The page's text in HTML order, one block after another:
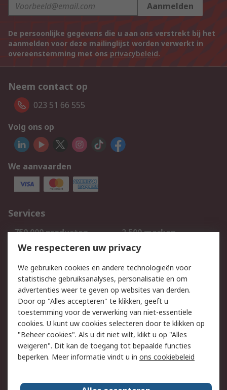
Aanmelden
De persoonlijke gegevens die u aan ons verstrekt bij het
aanmelden voor deze mailinglijst worden verwerkt in
overeenstemming met ons privacybeleid.
Neem contact op
023 51 66 555
Volg ons op
We aanvaarden
Services
750.000 producten
2.500 merken
Bestellen
Inkoopoplossingen
Track & Trace
Wettelijk
Cookiebeleid
Email veiligheid
Privacybeleid
Websitevoorwaarden
Algemene
verkoopvoorwaarden
Over RS
We respecteren uw privacy
We gebruiken cookies en andere technologieën voor
statistische gebruiksanalyses, personalisatie en om
advertenties weer te geven op websites van derden.
Door op "Alles accepteren" te klikken, geeft u
toestemming voor de verwerking van niet-essentiële
cookies. U kunt uw cookies selecteren door te klikken op
"Beheer cookies". Als u dit niet wilt, klikt u op "Alles
weigeren". Dit kan de toegang tot bepaalde functies
beperken. Meer informatie vindt u in ons cookiebeleid